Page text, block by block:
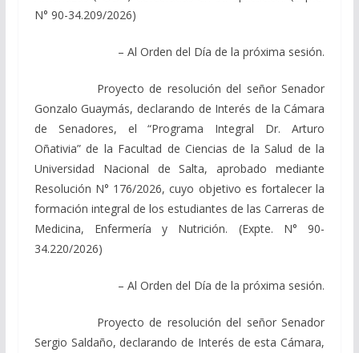
N° 90-34.209/2026)
– Al Orden del Día de la próxima sesión.
Proyecto de resolución del señor Senador
Gonzalo Guaymás, declarando de Interés de la Cámara
de Senadores, el “Programa Integral Dr. Arturo
Oñativia” de la Facultad de Ciencias de la Salud de la
Universidad Nacional de Salta, aprobado mediante
Resolución N° 176/2026, cuyo objetivo es fortalecer la
formación integral de los estudiantes de las Carreras de
Medicina, Enfermería y Nutrición. (Expte. N° 90-
34.220/2026)
– Al Orden del Día de la próxima sesión.
Proyecto de resolución del señor Senador
Sergio Saldaño, declarando de Interés de esta Cámara,